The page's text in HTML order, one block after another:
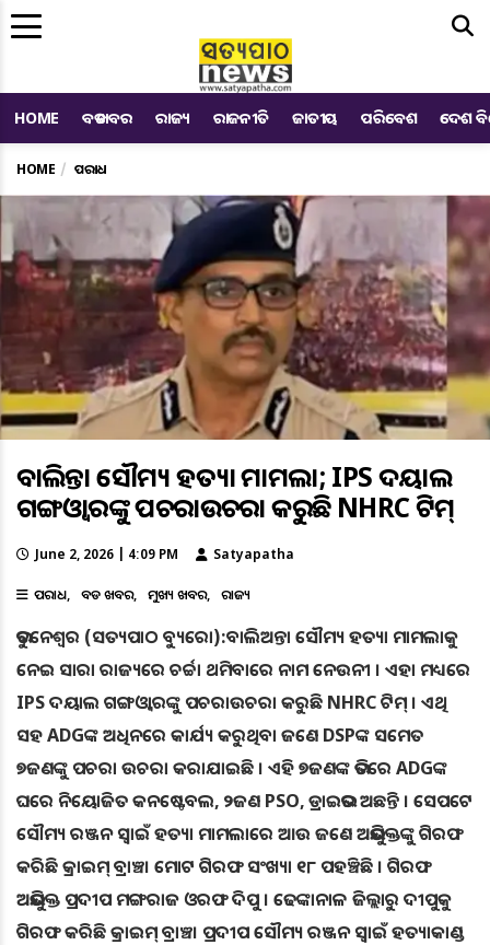
HOME ବଡ ଖବର ରାଜ୍ୟ ରାଜନୀତି ଜାତୀୟ ପରିବେଶ ଦେଶ
HOME ଅପରାଧ
ବାଲିଅନ୍ତା ସୌମ୍ୟ ହତ୍ୟା ମାମଲା; IPS ଦୟାଲ
ଗଙ୍ଗଓ୍ବାରଙ୍କୁ ପଚରାଉଚରା କରୁଛି NHRC ଟିମ୍
June 2, 2026 | 4:09 PM Satyapatha
ଅପରାଧ ବଡ ଖବର ମୁଖ୍ୟ ଖବର ରାଜ୍ୟ
ଭୁବନେଶ୍ୱର (ସତ୍ୟପାଠ ବ୍ୟୁରୋ):ବାଲିଅନ୍ତା ସୌମ୍ୟ ହତ୍ୟା ମାମଲାକୁ
ନେଇ ସାରା ରାଜ୍ୟରେ ଚର୍ଚ୍ଚା ଥମିବାରେ ନାମ ନେଉନୀ । ଏହା ମଧ୍ୟରେ
IPS ଦୟାଲ ଗଙ୍ଗଓ୍ବାରଙ୍କୁ ପଚରାଉଚରା କରୁଛି NHRC ଟିମ୍ । ଏଥି
ସହ ADGଙ୍କ ଅଧିନରେ କାର୍ଯ୍ୟ କରୁଥିବା ଜଣେ DSPଙ୍କ ସମେତ
୭ଜଣଙ୍କୁ ପଚରା ଉଚରା କରାଯାଇଛି । ଏହି ୭ଜଣଙ୍କ ଭିତରେ ADGଙ୍କ
ଘରେ ନିୟୋଜିତ କନଷ୍ଟେବଲ, ୨ଜଣ PSO, ଡ୍ରାଇଭର ଅଛନ୍ତି । ସେପଟେ
ସୌମ୍ୟ ରଞ୍ଜନ ସ୍ୱାଇଁ ହତ୍ୟା ମାମଲାରେ ଆଉ ଜଣେ ଅଭିଯୁକ୍ତଙ୍କୁ ଗିରଫ
କରିଛି କ୍ରାଇମ୍ ବ୍ରାଞ୍ଚ। ମୋଟ ଗିରଫ ସଂଖ୍ୟା ୧୮ ପହଞ୍ଚିଛି । ଗିରଫ
ଅଭିଯୁକ୍ତ ପ୍ରଦୀପ ମଙ୍ଗରାଜ ଓରଫ ଦିପୁ । ଢେଙ୍କାନାଳ ଜିଲ୍ଲାରୁ ଦୀପୁକୁ
ଗିରଫ କରିଛି କ୍ରାଇମ୍ ବ୍ରାଞ୍ଚ। ପ୍ରଦୀପ ସୌମ୍ୟ ରଞ୍ଜନ ସ୍ୱାଇଁ ହତ୍ୟାକାଣ୍ଡ